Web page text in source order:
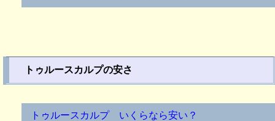
トゥルースカルプの安さ
トゥルースカルプ いくらなら安い？